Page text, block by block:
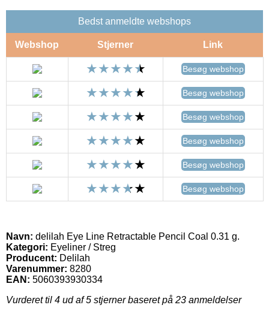
Bedst anmeldte webshops
Webshop Stjerner Link
Besøg webshop
Besøg webshop
Besøg webshop
Besøg webshop
Besøg webshop
Besøg webshop
Navn: delilah Eye Line Retractable Pencil Coal 0.31 g.
Kategori: Eyeliner / Streg
Producent: Delilah
Varenummer: 8280
EAN: 5060393930334
Vurderet til 4 ud af 5 stjerner baseret på 23 anmeldelser